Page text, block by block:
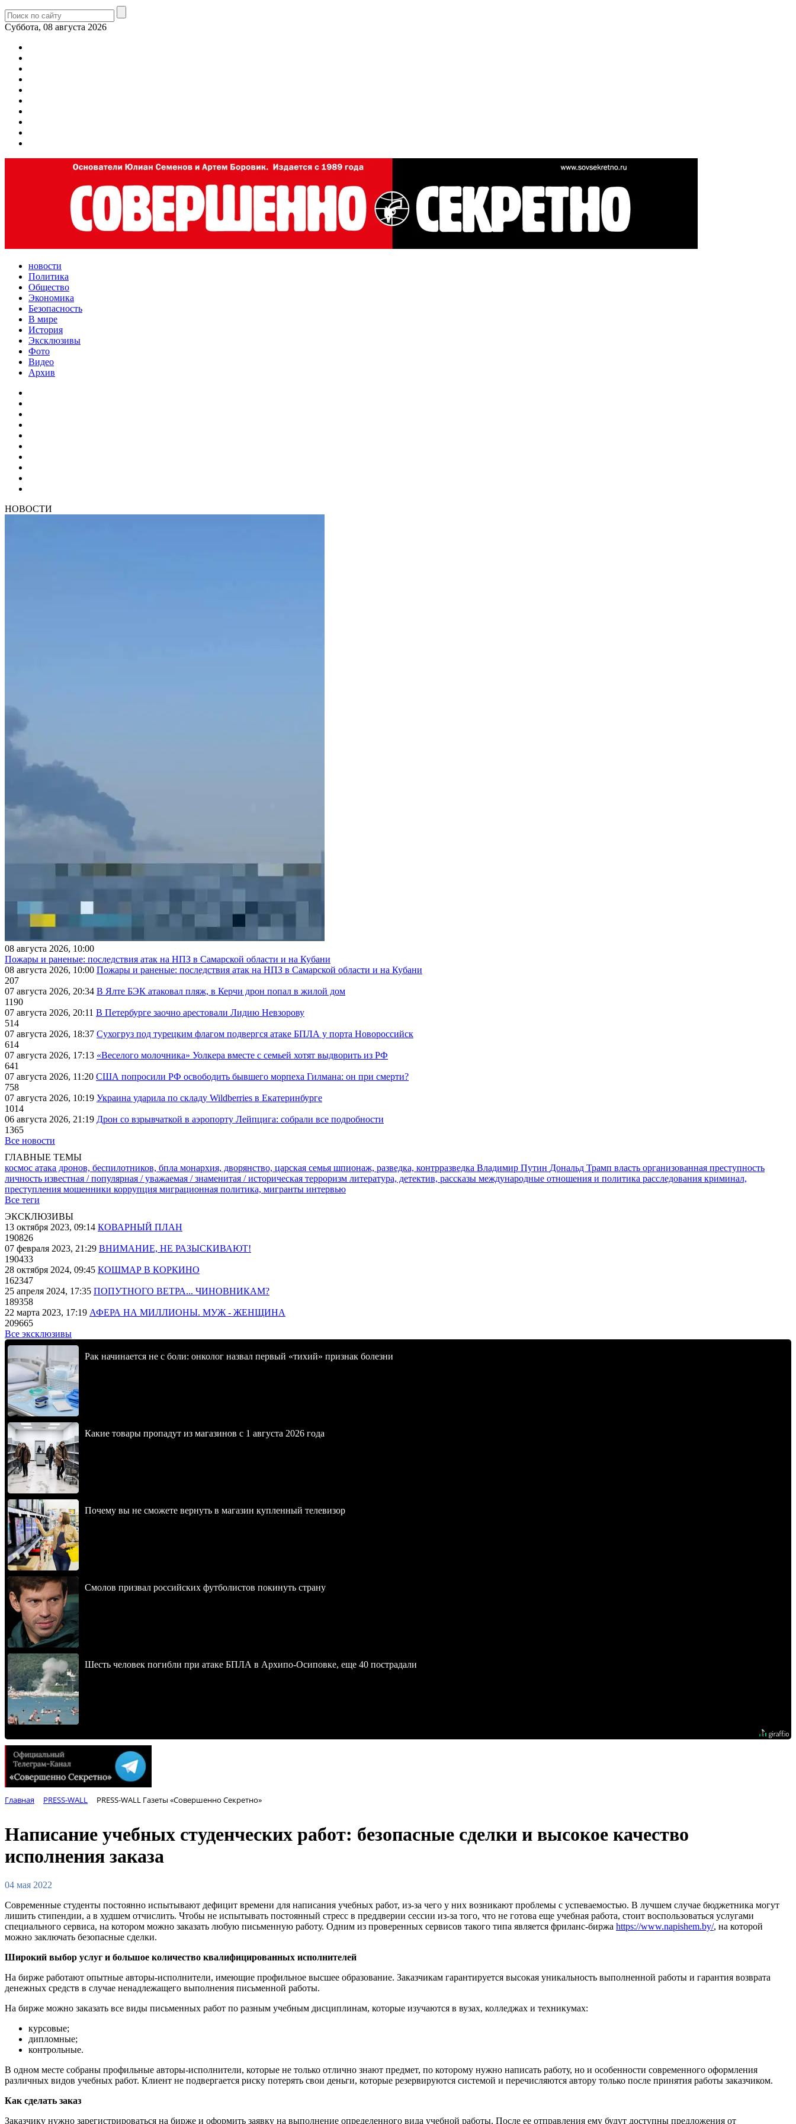
Суббота, 08 августа 2026
новости
Политика
Общество
Экономика
Безопасность
В мире
История
Эксклюзивы
Фото
Видео
Архив
НОВОСТИ
08 августа 2026, 10:00
Пожары и раненые: последствия атак на НПЗ в Самарской области и на Кубани
08 августа 2026, 10:00 Пожары и раненые: последствия атак на НПЗ в Самарской области и на Кубани
207
07 августа 2026, 20:34 В Ялте БЭК атаковал пляж, в Керчи дрон попал в жилой дом
1190
07 августа 2026, 20:11 В Петербурге заочно арестовали Лидию Невзорову
514
07 августа 2026, 18:37 Сухогруз под турецким флагом подвергся атаке БПЛА у порта Новороссийск
614
07 августа 2026, 17:13 «Веселого молочника» Уолкера вместе с семьей хотят выдворить из РФ
641
07 августа 2026, 11:20 США попросили РФ освободить бывшего морпеха Гилмана: он при смерти?
758
07 августа 2026, 10:19 Украина ударила по складу Wildberries в Екатеринбурге
1014
06 августа 2026, 21:19 Дрон со взрывчаткой в аэропорту Лейпцига: собрали все подробности
1365
Все новости
ГЛАВНЫЕ ТЕМЫ
космос атака дронов, беспилотников, бпла монархия, дворянство, царская семья шпионаж, разведка, контрразведка Владимир Путин Дональд Трамп власть организованная преступность
личность известная / популярная / уважаемая / знаменитая / историческая терроризм литература, детектив, рассказы международные отношения и политика расследования криминал,
преступления мошенники коррупция миграционная политика, мигранты интервью
Все теги
ЭКСКЛЮЗИВЫ
13 октября 2023, 09:14 КОВАРНЫЙ ПЛАН
190826
07 февраля 2023, 21:29 ВНИМАНИЕ, НЕ РАЗЫСКИВАЮТ!
190433
28 октября 2024, 09:45 КОШМАР В КОРКИНО
162347
25 апреля 2024, 17:35 ПОПУТНОГО ВЕТРА... ЧИНОВНИКАМ?
189358
22 марта 2023, 17:19 АФЕРА НА МИЛЛИОНЫ. МУЖ - ЖЕНЩИНА
209665
Все эксклюзивы
Рак начинается не с боли: онколог назвал первый «тихий» признак болезни
Какие товары пропадут из магазинов с 1 августа 2026 года
Почему вы не сможете вернуть в магазин купленный телевизор
Смолов призвал российских футболистов покинуть страну
Шесть человек погибли при атаке БПЛА в Архипо-Осиповке, еще 40 пострадали
Главная PRESS-WALL PRESS-WALL Газеты «Совершенно Секретно»
Написание учебных студенческих работ: безопасные сделки и высокое качество
исполнения заказа
04 мая 2022
Современные студенты постоянно испытывают дефицит времени для написания учебных работ, из-за чего у них возникают проблемы с успеваемостью. В лучшем случае бюджетника могут
лишить стипендии, а в худшем отчислить. Чтобы не испытывать постоянный стресс в преддверии сессии из-за того, что не готова еще учебная работа, стоит воспользоваться услугами
специального сервиса, на котором можно заказать любую письменную работу. Одним из проверенных сервисов такого типа является фриланс-биржа https://www.napishem.by/, на которой
можно заключать безопасные сделки.
Широкий выбор услуг и большое количество квалифицированных исполнителей
На бирже работают опытные авторы-исполнители, имеющие профильное высшее образование. Заказчикам гарантируется высокая уникальность выполненной работы и гарантия возврата
денежных средств в случае ненадлежащего выполнения письменной работы.
На бирже можно заказать все виды письменных работ по разным учебным дисциплинам, которые изучаются в вузах, колледжах и техникумах:
курсовые;
дипломные;
контрольные.
В одном месте собраны профильные авторы-исполнители, которые не только отлично знают предмет, по которому нужно написать работу, но и особенности современного оформления
различных видов учебных работ. Клиент не подвергается риску потерять свои деньги, которые резервируются системой и перечисляются автору только после принятия работы заказчиком.
Как сделать заказ
Заказчику нужно зарегистрироваться на бирже и оформить заявку на выполнение определенного вида учебной работы. После ее отправления ему будут доступны предложения от